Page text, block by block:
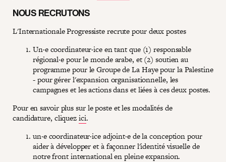
NOUS RECRUTONS
L'Internationale Progressiste recrute pour deux postes
Un·e coordinateur·ice en tant que (1) responsable
régional·e pour le monde arabe, et (2) soutien au
programme pour le Groupe de La Haye pour la Palestine
- pour gérer l'expansion organisationnelle, les
campagnes et les actions dans et liées à ces deux postes.
Pour en savoir plus sur le poste et les modalités de
candidature, cliquezici.
un·e coordinateur·ice adjoint·e de la conception pour
aider à développer et à façonner l'identité visuelle de
notre front international en pleine expansion.